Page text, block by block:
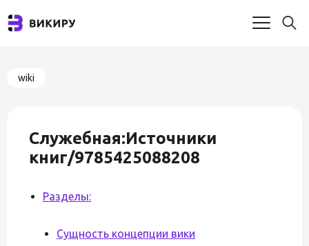
wiki
Служебная:Источники
книг/9785425088208
Разделы:
Сущность концепции вики